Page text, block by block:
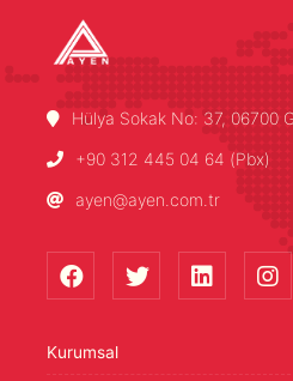
Hülya Sokak No: 37, 06700
+90 312 445 04 64 (Pbx)
ayen@ayen.com.tr
Kurumsal